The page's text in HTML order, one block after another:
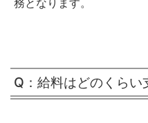
務となります。
Q：給料はどのくらい